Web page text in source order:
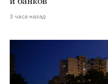
3 часа назад